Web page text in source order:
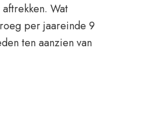
Wat
per jaareinde 9
ten aanzien van